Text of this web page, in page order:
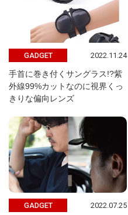
GADGET 2022.11.24
手首に巻き付くサングラス!?紫
外線99%カットなのに視界くっ
きりな偏向レンズ
GADGET 2022.07.25